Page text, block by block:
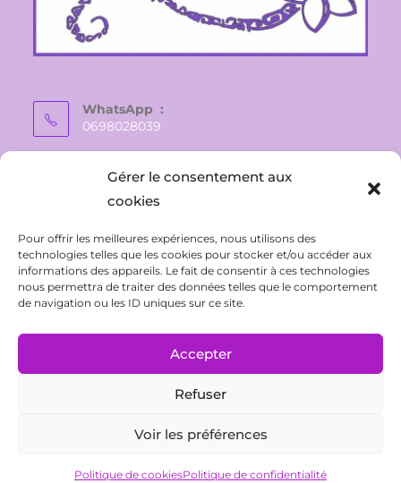
Gérer le consentement aux
cookies
Pour offrir les meilleures expériences, nous utilisons des
technologies telles que les cookies pour stocker et/ou accéder aux
informations des appareils. Le fait de consentir à ces technologies
nous permettra de traiter des données telles que le comportement
de navigation ou les ID uniques sur ce site.
Accepter
Refuser
Voir les préférences
Politique de cookiesPolitique de confidentialité
WhatsApp :
0698028039
vaite.e.tiare@gmail.com
Conditions Générales de Ventes
Mentions légales
Tous droits réservés